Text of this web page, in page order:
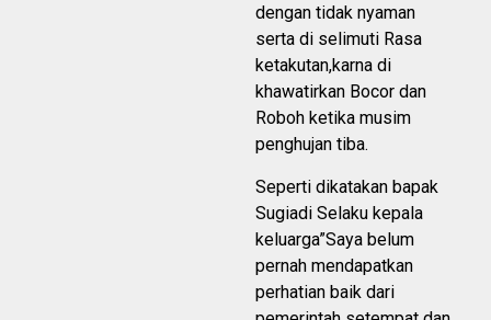
dengan tidak nyaman
serta di selimuti Rasa
ketakutan,karna di
khawatirkan Bocor dan
Roboh ketika musim
penghujan tiba.
Seperti dikatakan bapak
Sugiadi Selaku kepala
keluarga”Saya belum
pernah mendapatkan
perhatian baik dari